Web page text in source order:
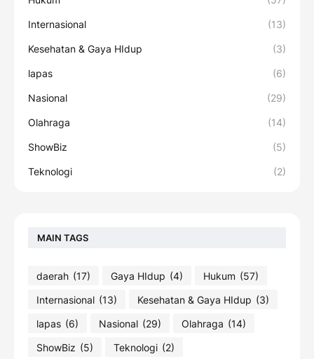
Internasional (13)
Kesehatan & Gaya HIdup (3)
lapas (6)
Nasional (29)
Olahraga (14)
ShowBiz (5)
Teknologi (2)
MAIN TAGS
daerah (17) Gaya HIdup (4) Hukum (57)
Internasional (13) Kesehatan & Gaya HIdup (3)
lapas (6) Nasional (29) Olahraga (14)
ShowBiz (5) Teknologi (2)